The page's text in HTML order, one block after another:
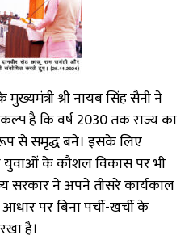
मुख्यमंत्री श्री नायब सिंह सैनी ने
है कि वर्ष 2030 तक राज्य का
से समृद्ध बने। इसके लिए
युवाओं के कौशल विकास पर भी
सरकार ने अपने तीसरे कार्यकाल
पर बिना पर्ची-खर्ची के
है।